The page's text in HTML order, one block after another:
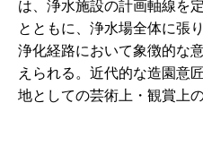
は、浄水施設の計画軸線を
とともに、浄水場全体に張
浄化経路において象徴的な
えられる。近代的な造園意
地としての芸術上・観賞上